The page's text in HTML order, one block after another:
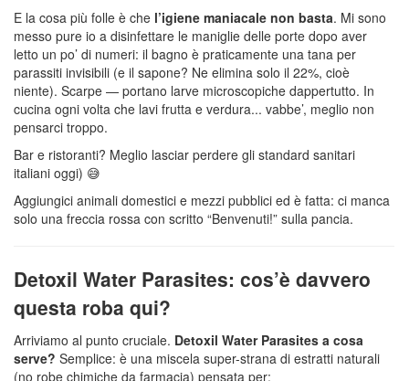
E la cosa più folle è che l’igiene maniacale non basta. Mi sono
messo pure io a disinfettare le maniglie delle porte dopo aver
letto un po’ di numeri: il bagno è praticamente una tana per
parassiti invisibili (e il sapone? Ne elimina solo il 22%, cioè
niente). Scarpe — portano larve microscopiche dappertutto. In
cucina ogni volta che lavi frutta e verdura... vabbe’, meglio non
pensarci troppo.
Bar e ristoranti? Meglio lasciar perdere gli standard sanitari
italiani oggi) 😅
Aggiungici animali domestici e mezzi pubblici ed è fatta: ci manca
solo una freccia rossa con scritto “Benvenuti!” sulla pancia.
Detoxil Water Parasites: cos’è davvero
questa roba qui?
Arriviamo al punto cruciale. Detoxil Water Parasites a cosa
serve? Semplice: è una miscela super-strana di estratti naturali
(no robe chimiche da farmacia) pensata per: